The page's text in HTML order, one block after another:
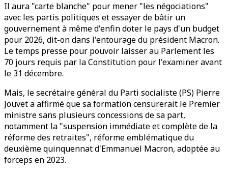
Il aura "carte blanche" pour mener "les négociations"
avec les partis politiques et essayer de bâtir un
gouvernement à même d'enfin doter le pays d'un budget
pour 2026, dit-on dans l'entourage du président Macron.
Le temps presse pour pouvoir laisser au Parlement les
70 jours requis par la Constitution pour l'examiner avant
le 31 décembre.
Mais, le secrétaire général du Parti socialiste (PS) Pierre
Jouvet a affirmé que sa formation censurerait le Premier
ministre sans plusieurs concessions de sa part,
notamment la "suspension immédiate et complète de la
réforme des retraites", réforme emblématique du
deuxième quinquennat d'Emmanuel Macron, adoptée au
forceps en 2023.